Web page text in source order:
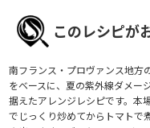
このレシピが
南フランス・プロヴァンス地方
をベースに、夏の紫外線ダメー
据えたアレンジレシピです。本
でじっくり炒めてからトマトで